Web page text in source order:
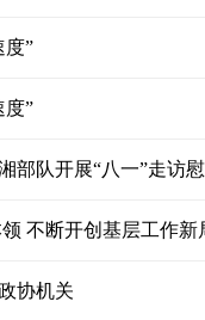
度”
度”
部队开展“八一”走访
不断开创基层工作新
协机关